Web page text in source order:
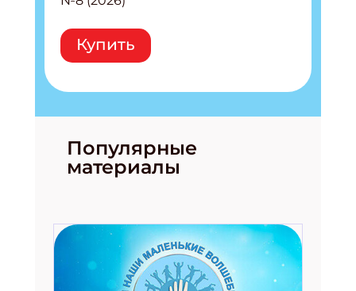
Купить
Популярные
материалы